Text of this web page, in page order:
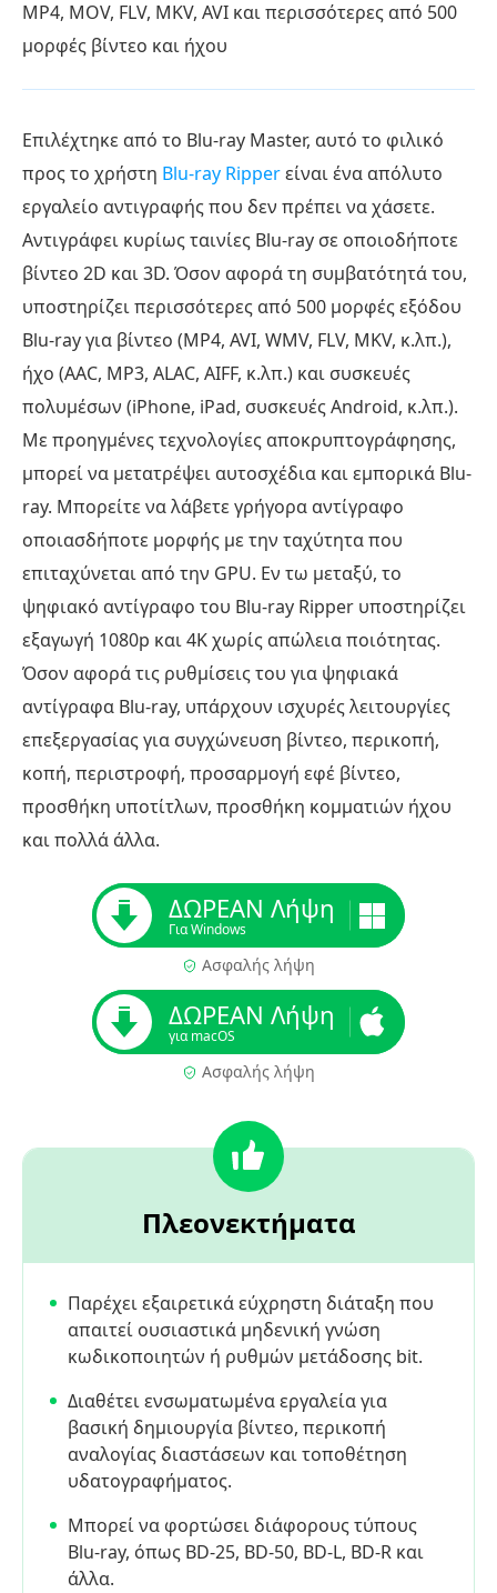
MP4, MOV, FLV, MKV, AVI και περισσότερες από 500
μορφές βίντεο και ήχου
Επιλέχτηκε από το Blu-ray Master, αυτό το φιλικό
προς το χρήστη Blu-ray Ripperείναι ένα απόλυτο
εργαλείο αντιγραφής που δεν πρέπει να χάσετε.
Αντιγράφει κυρίως ταινίες Blu-ray σε οποιοδήποτε
βίντεο 2D και 3D. Όσον αφορά τη συμβατότητά του,
υποστηρίζει περισσότερες από 500 μορφές εξόδου
Blu-ray για βίντεο (MP4, AVI, WMV, FLV, MKV, κ.λπ.),
ήχο (AAC, MP3, ALAC, AIFF, κ.λπ.) και συσκευές
πολυμέσων (iPhone, iPad, συσκευές Android, κ.λπ.).
Με προηγμένες τεχνολογίες αποκρυπτογράφησης,
μπορεί να μετατρέψει αυτοσχέδια και εμπορικά Blu-
ray. Μπορείτε να λάβετε γρήγορα αντίγραφο
οποιασδήποτε μορφής με την ταχύτητα που
επιταχύνεται από την GPU. Εν τω μεταξύ, το
ψηφιακό αντίγραφο του Blu-ray Ripper υποστηρίζει
εξαγωγή 1080p και 4K χωρίς απώλεια ποιότητας.
Όσον αφορά τις ρυθμίσεις του για ψηφιακά
αντίγραφα Blu-ray, υπάρχουν ισχυρές λειτουργίες
επεξεργασίας για συγχώνευση βίντεο, περικοπή,
κοπή, περιστροφή, προσαρμογή εφέ βίντεο,
προσθήκη υποτίτλων, προσθήκη κομματιών ήχου
και πολλά άλλα.
ΔΩΡΕΑΝ Λήψη
Για Windows
Ασφαλής λήψη
ΔΩΡΕΑΝ Λήψη
για macOS
Ασφαλής λήψη
Πλεονεκτήματα
Παρέχει εξαιρετικά εύχρηστη διάταξη που
απαιτεί ουσιαστικά μηδενική γνώση
κωδικοποιητών ή ρυθμών μετάδοσης bit.
Διαθέτει ενσωματωμένα εργαλεία για
βασική δημιουργία βίντεο, περικοπή
αναλογίας διαστάσεων και τοποθέτηση
υδατογραφήματος.
Μπορεί να φορτώσει διάφορους τύπους
Blu-ray, όπως BD-25, BD-50, BD-L, BD-R και
άλλα.